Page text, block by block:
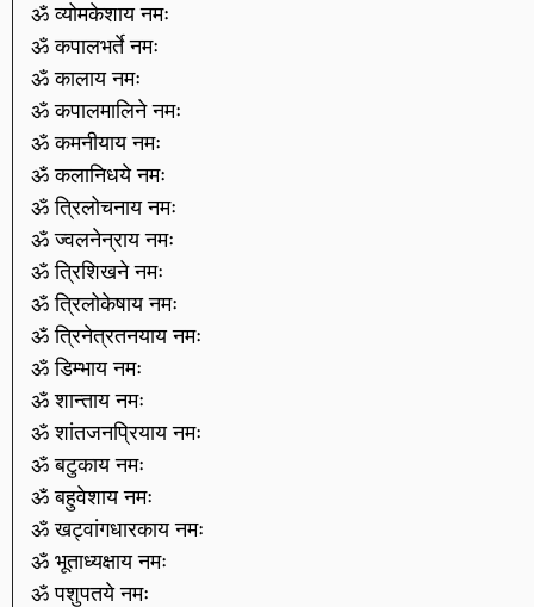
ॐ व्योमकेशाय नमः
ॐ कपालभर्ते नमः
ॐ कालाय नमः
ॐ कपालमालिने नमः
ॐ कमनीयाय नमः
ॐ कलानिधये नमः
ॐ त्रिलोचनाय नमः
ॐ ज्वलनेन्राय नमः
ॐ त्रिशिखने नमः
ॐ त्रिलोकेषाय नमः
ॐ त्रिनेत्रतनयाय नमः
ॐ डिम्भाय नमः
ॐ शान्ताय नमः
ॐ शांतजनप्रियाय नमः
ॐ बटुकाय नमः
ॐ बहुवेशाय नमः
ॐ खट्वांगधारकाय नमः
ॐ भूताध्यक्षाय नमः
ॐ पशुपतये नमः